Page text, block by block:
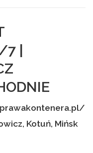
DO KLIENTA
|
Kotuń, Mińsk